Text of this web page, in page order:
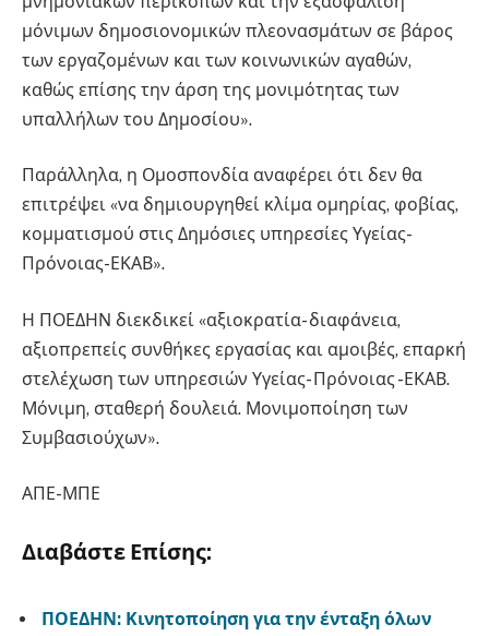
μόνιμων δημοσιονομικών πλεονασμάτων σε βάρος
των εργαζομένων και των κοινωνικών αγαθών,
καθώς επίσης την άρση της μονιμότητας των
υπαλλήλων του Δημοσίου».
Παράλληλα, η Ομοσπονδία αναφέρει ότι δεν θα
επιτρέψει «να δημιουργηθεί κλίμα ομηρίας, φοβίας,
κομματισμού στις Δημόσιες υπηρεσίες Υγείας-
Πρόνοιας-ΕΚΑΒ».
Η ΠΟΕΔΗΝ διεκδικεί «αξιοκρατία- διαφάνεια,
αξιοπρεπείς συνθήκες εργασίας και αμοιβές, επαρκή
στελέχωση των υπηρεσιών Υγείας- Πρόνοιας -ΕΚΑΒ.
Μόνιμη, σταθερή δουλειά. Μονιμοποίηση των
Συμβασιούχων».
ΑΠΕ-ΜΠΕ
Διαβάστε Επίσης:
ΠΟΕΔΗΝ: Κινητοποίηση για την ένταξη όλων